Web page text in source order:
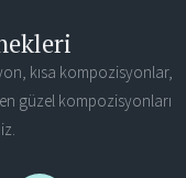
kısa kompozisyonlar,
güzel kompozisyonları